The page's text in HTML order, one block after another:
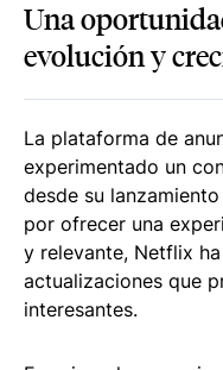
Una
evolución y
La plataforma de
experimentado un
desde su
por ofrecer una
y relevante, Netflix
actualizaciones que
interesantes.